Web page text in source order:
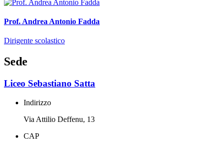
Prof. Andrea Antonio Fadda
Dirigente scolastico
Sede
Liceo Sebastiano Satta
Indirizzo
Via Attilio Deffenu, 13
CAP